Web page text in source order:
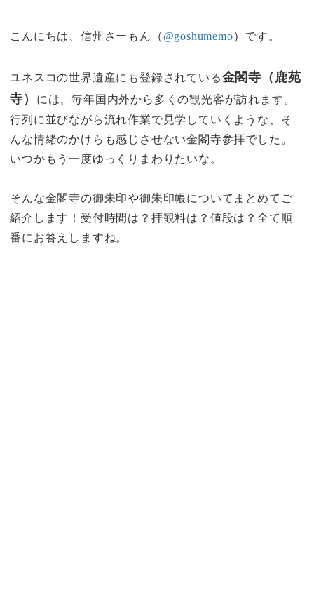
こんにちは、信州さーもん（ @goshumemo）です。
ユネスコの世界遺産にも登録されている金閣寺（鹿苑
寺）
には、毎年国内外から多くの観光客が訪れます。
行列に並びながら流れ作業で見学していくような、そ
んな情緒のかけらも感じさせない金閣寺参拝でした。
いつかもう一度ゆっくりまわりたいな。
そんな金閣寺の御朱印や御朱印帳についてまとめてご
紹介します！受付時間は？拝観料は？値段は？全て順
番にお答えしますね。